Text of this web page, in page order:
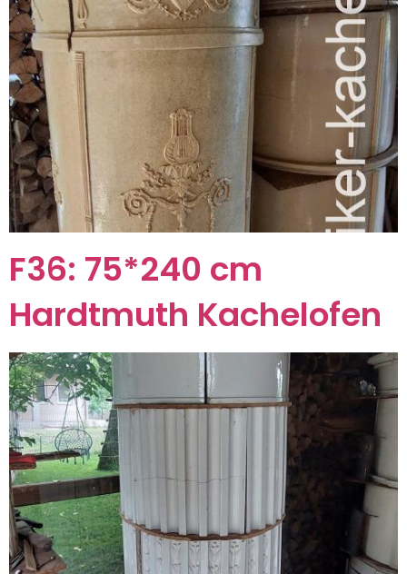
F36: 75*240 cm
Hardtmuth Kachelofen